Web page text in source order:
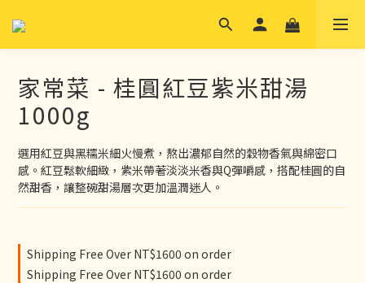
家常菜 - 桂圓紅豆紫米甜湯
1000g
選用紅豆與黑糯米細火慢煮，熬出濃郁自然的穀物香氣與綿密口
感。紅豆鬆軟細緻，紫米帶著淡淡米香與Q彈嚼感，搭配桂圓的自
然甜香，讓整碗甜湯層次更加溫潤迷人。
Shipping Free Over NT$1600 on order
Shipping Free Over NT$1600 on order